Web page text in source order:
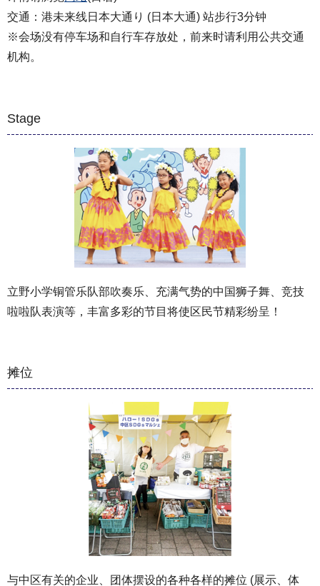
交通：港未来线日本大通り (日本大通) 站步行3分钟
※会场没有停车场和自行车存放处，前来时请利用公共交通
机构。
Stage
立野小学铜管乐队部吹奏乐、充满气势的中国狮子舞、竞技
啦啦队表演等，丰富多彩的节目将使区民节精彩纷呈！
摊位
与中区有关的企业、团体摆设的各种各样的摊位 (展示、体